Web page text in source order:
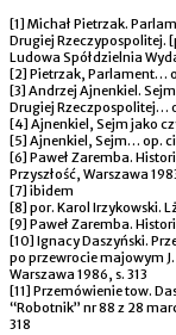
[1] Michał Pietrzak.
Drugiej Rzeczypospolitej.
Ludowa Spółdzielnia
[2] Pietrzak, Parlament…
[3] Andrzej Ajnenkiel.
Drugiej Rzeczpospolitej…
[4] Ajnenkiel, Sejm jako
[5] Ajnenkiel, Sejm… op.
[6] Paweł Zaremba.
Przyszłość, Warszawa
[7] ibidem
[8] por. Karol Irzykowski.
[9] Paweł Zaremba.
[10] Ignacy Daszyński.
po przewrocie majowym J.
Warszawa 1986, s. 313
[11] Przemówienie tow.
“Robotnik” nr 88 z 28
318